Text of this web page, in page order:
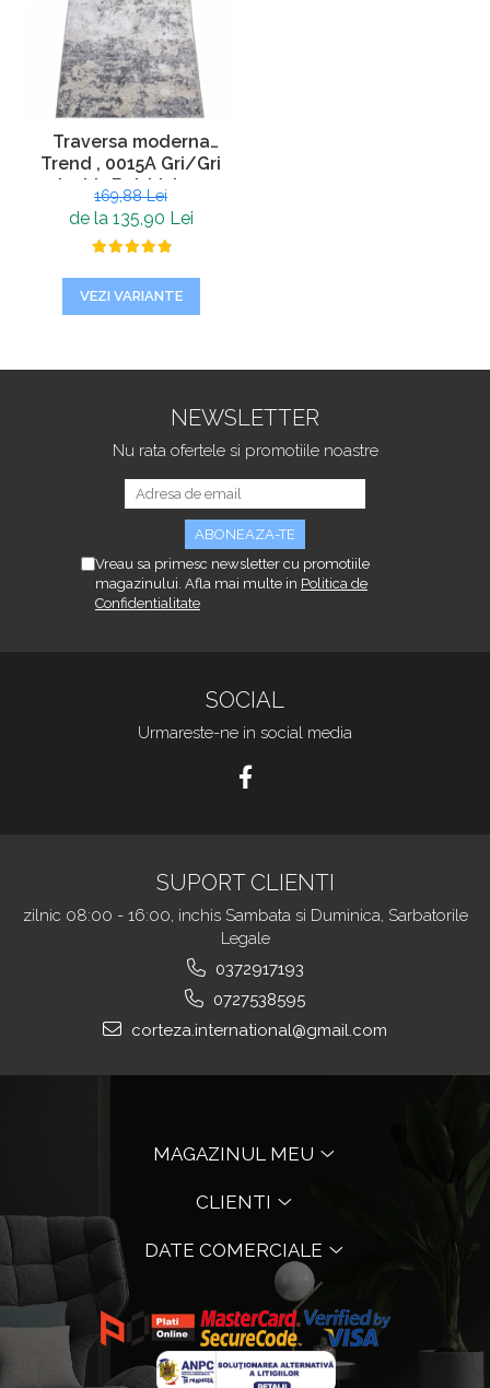
Traversa moderna
Trend , 0015A Gri/Gri
inchis Bej, Living,
Dormitor, Hol
169,88 Lei
de la 135,90 Lei
VEZI VARIANTE
NEWSLETTER
Nu rata ofertele si promotiile noastre
Vreau sa primesc newsletter cu promotiile
magazinului. Afla mai multe in Politica de
Confidentialitate
SOCIAL
Urmareste-ne in social media
SUPORT CLIENTI
zilnic 08:00 - 16:00, inchis Sambata si Duminica, Sarbatorile
Legale
0372917193
0727538595
corteza.international@gmail.com
MAGAZINUL MEU
CLIENTI
DATE COMERCIALE